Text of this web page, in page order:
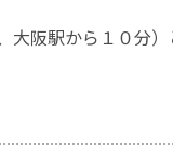
阪駅から１０分）